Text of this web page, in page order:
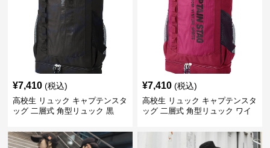
¥7,410 (税込)
高校生 リュック キャプテンスタ
ッグ 二層式 角型リュック 黒
¥7,410 (税込)
高校生 リュック キャプテンスタ
ッグ 二層式 角型リュック ワイ